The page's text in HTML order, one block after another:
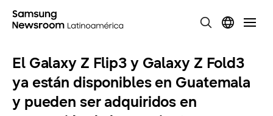
El Galaxy Z Flip3 y Galaxy Z Fold3
ya están disponibles en Guatemala
y pueden ser adquiridos en